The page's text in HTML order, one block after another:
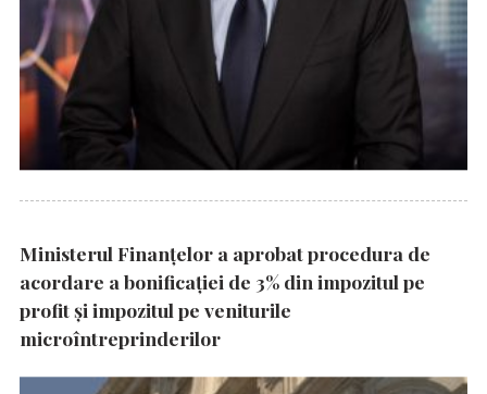
Ministerul Finanțelor a aprobat procedura de
acordare a bonificației de 3% din impozitul pe
profit și impozitul pe veniturile
microîntreprinderilor